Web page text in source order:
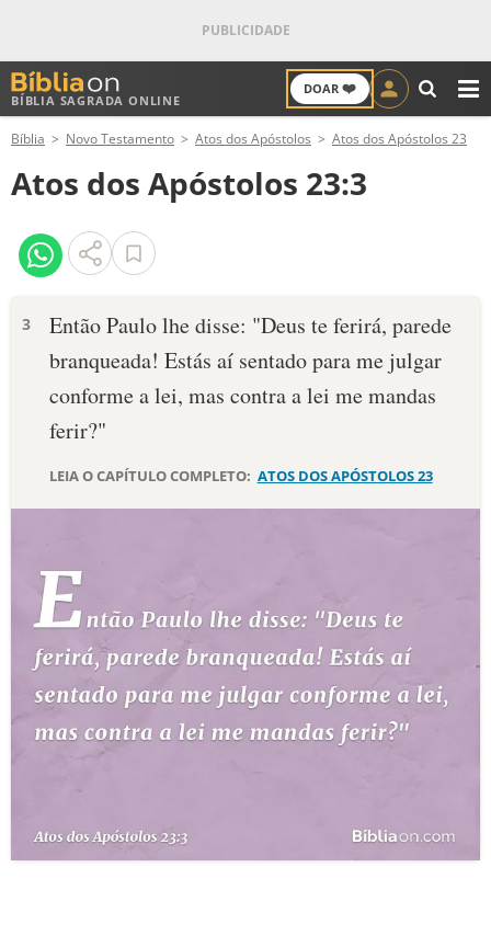
BÍBLIA SAGRADA ONLINE
DOAR ❤️
ANTIGO TESTAMENTO
NOVO TESTAMENTO
VERSÍCULOS
PALAVRA DO DIA
SALMO DO DIA
DEVOCIONAL DIÁRIO
ESTUDOS BÍBLICOS
ESBOÇOS DE PREGAÇÃO
TEMAS
PERGUNTE À BÍBLIA
QUEM SOMOS
Bíblia Novo Testamento Atos dos Apóstolos Atos dos Apóstolos 23
Atos dos Apóstolos 23:3
3
Então Paulo lhe disse: "Deus te ferirá, parede
branqueada! Estás aí sentado para me julgar
conforme a lei, mas contra a lei me mandas
ferir?"
LEIA O CAPÍTULO COMPLETO: ATOS DOS APÓSTOLOS 23